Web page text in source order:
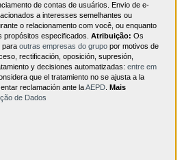
de contas de usuários. Envio de e-
a interesses semelhantes ou
o relacionamento com você, ou enquanto
especificados. Atribuição: Os
para outras empresas do grupo por motivos de
rectificación, oposición, supresión,
y decisiones automatizadas: entre em
que el tratamiento no se ajusta a la
reclamación ante laAEPD Mais
de Dados